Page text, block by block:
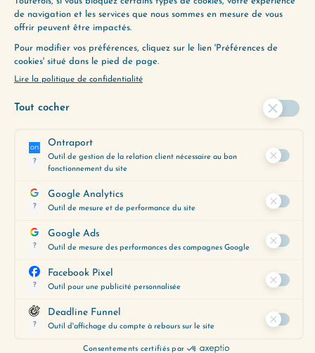
LAISSER UN COMMENTAIRE
Votre adresse e-mail ne sera pas
publiée.
Les champs obligatoires sont
Commentaire*
Nom *